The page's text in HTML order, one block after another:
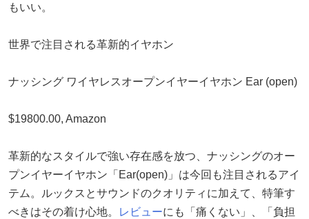
もいい。
世界で注目される革新的イヤホン
ナッシング ワイヤレスオープンイヤーイヤホン Ear (open)
$19800.00, Amazon
革新的なスタイルで強い存在感を放つ、ナッシングのオー
プンイヤーイヤホン「Ear(open)」は今回も注目されるアイ
テム。ルックスとサウンドのクオリティに加えて、特筆す
べきはその着け心地。
レビューにも「痛くない」、「負担